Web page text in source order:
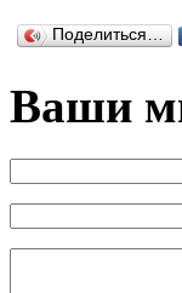
Поделиться…
Ваши